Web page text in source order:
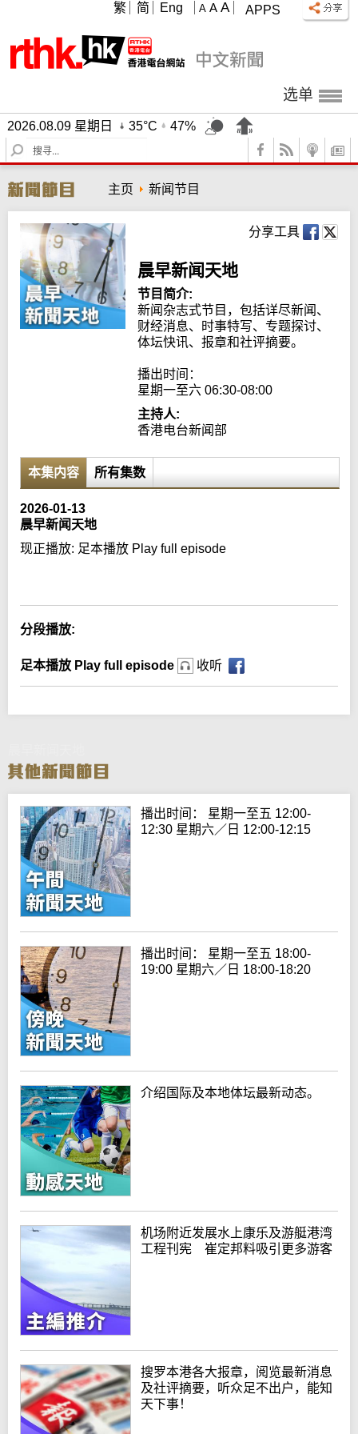
APPS
A A A
繁 简 Eng
选单
2026.08.09 星期日 35°C
47%
S
e
r
c
h
主页 新闻节目
分享工具
晨早新闻天地
节目简介:
新闻杂志式节目，包括详尽新闻、
财经消息、时事特写、专题探讨、
体坛快讯、报章和社评摘要。
播出时间：
星期一至六 06:30-08:00
主持人:
香港电台新闻部
本集内容 所有集数
2026-01-13
晨早新闻天地
现正播放: 足本播放 Play full episode
分段播放:
足本播放 Play full episode 收听
播出时间： 星期一至五 12:00-
12:30 星期六／日 12:00-12:15
播出时间： 星期一至五 18:00-
19:00 星期六／日 18:00-18:20
介绍国际及本地体坛最新动态。
机场附近发展水上康乐及游艇港湾
工程刊宪 崔定邦料吸引更多游客
搜罗本港各大报章，阅览最新消息
及社评摘要，听众足不出户，能知
天下事！